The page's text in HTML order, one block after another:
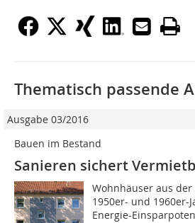
Thematisch passende
Ausgabe 03/2016
Bauen im Bestand
Sanieren sichert
Wohnhäuser aus
1950er- und 1960er-
Energie-